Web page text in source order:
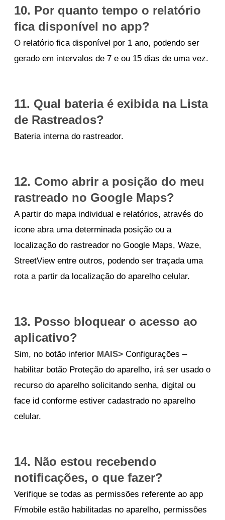
10. Por quanto tempo o relatório
fica disponível no app?
O relatório fica disponível por 1 ano, podendo ser
gerado em intervalos de 7 e ou 15 dias de uma vez.
11. Qual bateria é exibida na Lista
de Rastreados?
Bateria interna do rastreador.
12. Como abrir a posição do meu
rastreado no Google Maps?
A partir do mapa individual e relatórios, através do
ícone abra uma determinada posição ou a
localização do rastreador no Google Maps, Waze,
StreetView entre outros, podendo ser traçada uma
rota a partir da localização do aparelho celular.
13. Posso bloquear o acesso ao
aplicativo?
Sim, no botão inferior MAIS> Configurações –
habilitar botão Proteção do aparelho, irá ser usado o
recurso do aparelho solicitando senha, digital ou
face id conforme estiver cadastrado no aparelho
celular.
14. Não estou recebendo
notificações, o que fazer?
Verifique se todas as permissões referente ao app
F/mobile estão habilitadas no aparelho, permissões